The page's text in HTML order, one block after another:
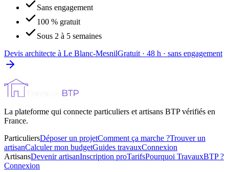
Sans engagement
100 % gratuit
Sous 2 à 5 semaines
Devis architecte à Le Blanc-MesnilGratuit · 48 h · sans engagement
La plateforme qui connecte particuliers et artisans BTP vérifiés en
France.
ParticuliersDéposer un projetComment ça marche ?Trouver un
artisanCalculer mon budgetGuides travauxConnexion
ArtisansDevenir artisanInscription proTarifsPourquoi TravauxBTP ?
Connexion